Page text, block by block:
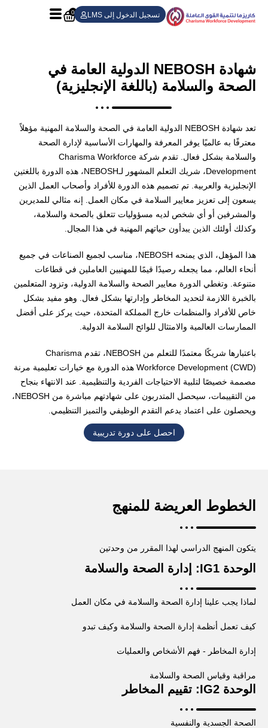
0 تسجيل الدخول إلى LMS
شهادة NEBOSH الدولية العامة في
الصحة والسلامة (باللغة الإنجليزية)
تعد شهادة NEBOSH الدولية العامة في الصحة والسلامة المهنية مؤهلاً
معترفًا به عالميًا يوفر المعرفة والمهارات الأساسية لإدارة الصحة
والسلامة بشكل فعال. تقدم شركة Charisma Workforce
Development، شريك التعلم المشهور لـNEBOSH، هذه الدورة باللغتين
الإنجليزية والعربية. تم تصميم هذه الدورة للأفراد وأصحاب العمل الذين
يسعون إلى تعزيز معايير السلامة في مكان العمل. إنه مثالي للمديرين
والمشرفين أو أي شخص لديه مسؤوليات تتعلق بالصحة والسلامة،
وكذلك أولئك الذين يبدأون حياتهم المهنية في هذا المجال.
هذا المؤهل، الذي يمنحه NEBOSH، مناسب لجميع الصناعات في جميع
أنحاء العالم، مما يجعله رصيدًا قيمًا للمهنيين العاملين في قطاعات
متنوعة. وتغطي الدورة معايير الصحة والسلامة الدولية، وتزود المتعلمين
بالخبرة اللازمة لتحديد المخاطر وإدارتها بشكل فعال. وهو مفيد بشكل
خاص للأفراد والمنظمات خارج المملكة المتحدة، حيث يركز على أفضل
الممارسات العالمية والامتثال للوائح السلامة الدولية.
باعتبارها شريكًا معتمدًا للتعلم من NEBOSH، تقدم Charisma
Workforce Development (CWD) هذه الدورة مع خيارات تعليمية مرنة
مصممة خصيصًا لتلبية الاحتياجات الفردية والتنظيمية. عند الانتهاء بنجاح
من التقييمات، سيحصل المتدربون على شهادتهم مباشرة من NEBOSH،
ويحصلون على اعتماد يدعم التقدم الوظيفي والتميز التنظيمي.
احصل على دورة تدريبية
الخطوط العريضة للمنهج
يتكون المنهج الدراسي لهذا المقرر من وحدتين
الوحدة IG1: إدارة الصحة والسلامة
لماذا يجب علينا إدارة الصحة والسلامة في مكان العمل
كيف تعمل أنظمة إدارة الصحة والسلامة وكيف تبدو
إدارة المخاطر - فهم الأشخاص والعمليات
مراقبة وقياس الصحة والسلامة
الوحدة IG2: تقييم المخاطر
الصحة الجسدية والنفسية